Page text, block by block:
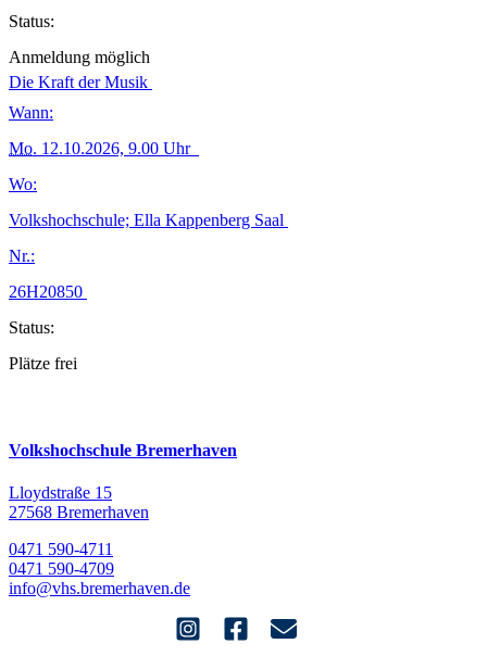
Status:
Anmeldung möglich
Die Kraft der Musik
Wann:
Mo. 12.10.2026, 9.00 Uhr
Wo:
Volkshochschule; Ella Kappenberg Saal
Nr.:
26H20850
Status:
Plätze frei
Volkshochschule Bremerhaven
Lloydstraße 15
27568 Bremerhaven
0471 590-4711
0471 590-4709
info@vhs.bremerhaven.de